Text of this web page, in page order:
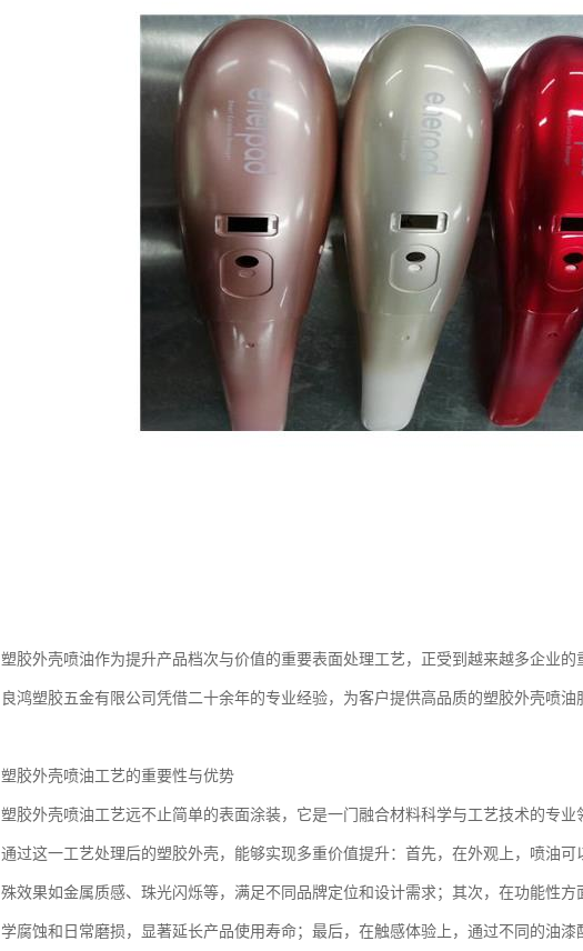
塑胶外壳喷油作为提升产品档次与价值的重要表面处理工艺，正受到越来越多企业的
良鸿塑胶五金有限公司凭借二十余年的专业经验，为客户提供高品质的塑胶外壳喷
塑胶外壳喷油工艺的重要性与优势
塑胶外壳喷油工艺远不止简单的表面涂装，它是一门融合材料科学与工艺技术的专业
通过这一工艺处理后的塑胶外壳，能够实现多重价值提升：首先，在外观上，喷油
殊效果如金属质感、珠光闪烁等，满足不同品牌定位和设计需求；其次，在功能性
学腐蚀和日常磨损，显著延长产品使用寿命；最后，在触感体验上，通过不同的油